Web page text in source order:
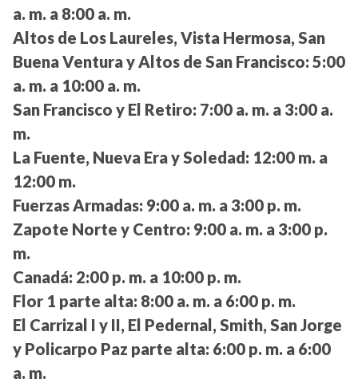
a. m. a 8:00 a. m.
Altos de Los Laureles, Vista Hermosa, San
Buena Ventura y Altos de San Francisco: 5:00
a. m. a 10:00 a. m.
San Francisco y El Retiro: 7:00 a. m. a 3:00 a.
m.
La Fuente, Nueva Era y Soledad: 12:00 m. a
12:00 m.
Fuerzas Armadas: 9:00 a. m. a 3:00 p. m.
Zapote Norte y Centro: 9:00 a. m. a 3:00 p.
m.
Canadá: 2:00 p. m. a 10:00 p. m.
Flor 1 parte alta: 8:00 a. m. a 6:00 p. m.
El Carrizal I y II, El Pedernal, Smith, San Jorge
y Policarpo Paz parte alta: 6:00 p. m. a 6:00
a. m.